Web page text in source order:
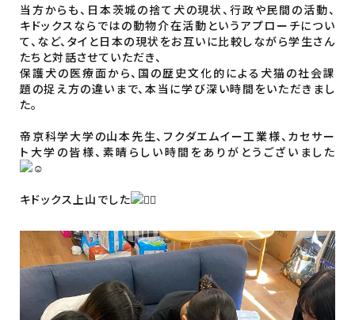
当方からも、日本茨城の捨て犬の現状、行政や民間の活動、
キドックスならではの動物介在活動というアプローチについ
て、など、タイと日本の現状をお互いに比較しながら学生さん
たちと対話させていただき、
保護犬の医療面から、国の歴史文化的による犬猫の社会課
題の捉え方の違いまで、本当に学び深い時間をいただきまし
た。
帝京科学大学の山本先生、フクダエムイー工業様、カセサー
ト大学の皆様、素晴らしい時間をありがとうございました
キドックス上山でした